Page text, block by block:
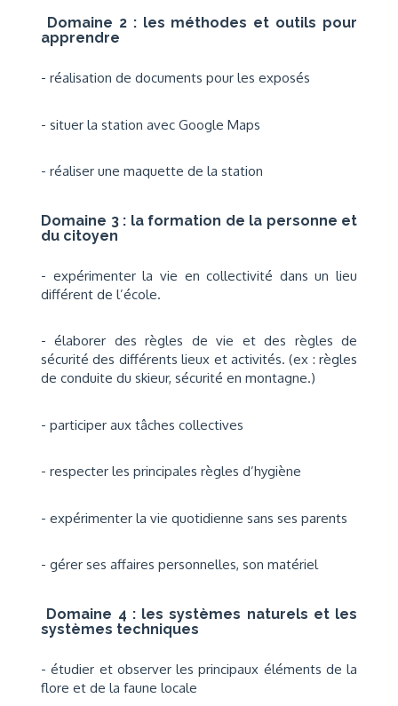
Domaine 2 : les méthodes et outils pour
apprendre
- réalisation de documents pour les exposés
- situer la station avec Google Maps
- réaliser une maquette de la station
Domaine 3 : la formation de la personne et
du citoyen
- expérimenter la vie en collectivité dans un lieu
différent de l’école.
- élaborer des règles de vie et des règles de
sécurité des différents lieux et activités. (ex : règles
de conduite du skieur, sécurité en montagne.)
- participer aux tâches collectives
- respecter les principales règles d’hygiène
- expérimenter la vie quotidienne sans ses parents
- gérer ses affaires personnelles, son matériel
Domaine 4 : les systèmes naturels et les
systèmes techniques
- étudier et observer les principaux éléments de la
flore et de la faune locale